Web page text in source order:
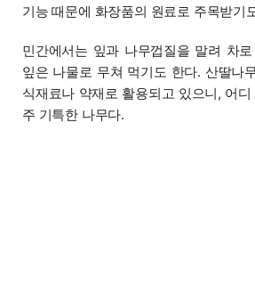
기능 때문에 화장품의 원료로 주목받기
민간에서는 잎과 나무껍질을 말려 차
잎은 나물로 무쳐 먹기도 한다. 산딸나
식재료나 약재로 활용되고 있으니, 어
주 기특한 나무다.